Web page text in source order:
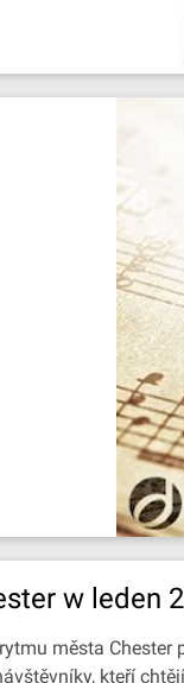
w leden
města
kteří